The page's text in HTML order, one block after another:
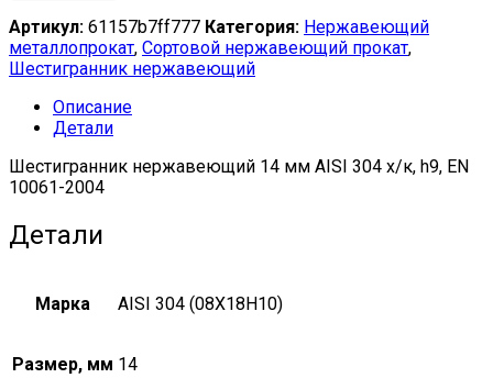
х/
к,
h9,
10061-
2004
quantity
Артикул: 61157b7ff777 Категория: Нержавеющий
металлопрокат, Сортовой нержавеющий прокат,
Шестигранник нержавеющий
Описание
Детали
Шестигранник нержавеющий 14 мм AISI 304 х/к, h9, EN
10061-2004
Детали
Марка AISI 304 (08Х18Н10)
Размер, мм 14